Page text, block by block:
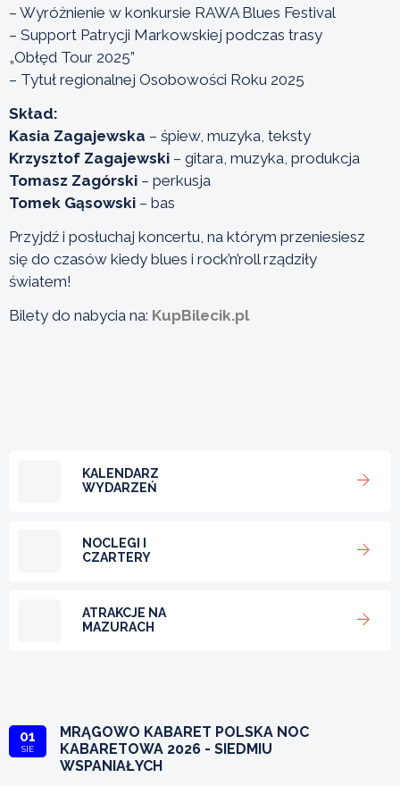
– Wyróżnienie w konkursie RAWA Blues Festival
– Support Patrycji Markowskiej podczas trasy
„Obłęd Tour 2025”
– Tytuł regionalnej Osobowości Roku 2025
Skład:
Kasia Zagajewska – śpiew, muzyka, teksty
Krzysztof Zagajewski – gitara, muzyka, produkcja
Tomasz Zagórski – perkusja
Tomek Gąsowski – bas
Przyjdź i posłuchaj koncertu, na którym przeniesiesz
się do czasów kiedy blues i rock’n’roll rządziły
światem!
Bilety do nabycia na: KupBilecik.pl
KALENDARZ
WYDARZEŃ
NOCLEGI I
CZARTERY
ATRAKCJE NA
MAZURACH
01
SIE
MRĄGOWO KABARET POLSKA NOC
KABARETOWA 2026 - SIEDMIU
WSPANIAŁYCH